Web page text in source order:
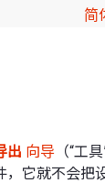
简
出 向导 （“工
，它就不会把